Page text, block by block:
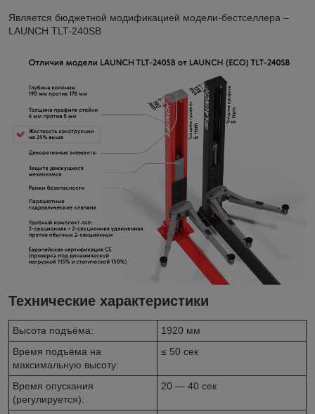
Является бюджетной модификацией модели-бестселлера –
LAUNCH TLT-240SB
Технические характеристики
Высота подъёма:
1920 мм
Время подъёма на
максимальную высоту:
≤ 50 сек
Время опускания
(регулируется):
20 — 40 сек